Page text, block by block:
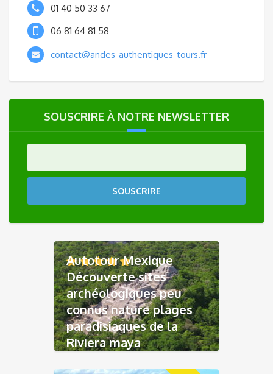
01 40 50 33 67
06 81 64 81 58
contact@andes-authentiques-tours.fr
SOUSCRIRE À NOTRE NEWSLETTER
SOUSCRIRE
Autotour Mexique
Découverte sites
archéologiques peu
connus nature plages
paradisiaques de la
Riviera maya